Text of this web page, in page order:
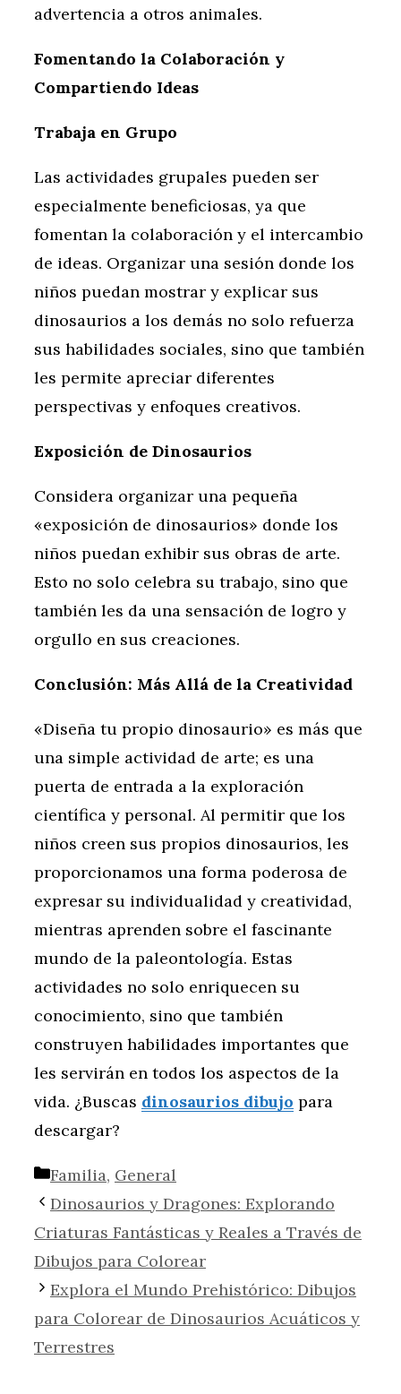
advertencia a otros animales.
Fomentando la Colaboración y
Compartiendo Ideas
Trabaja en Grupo
Las actividades grupales pueden ser
especialmente beneficiosas, ya que
fomentan la colaboración y el intercambio
de ideas. Organizar una sesión donde los
niños puedan mostrar y explicar sus
dinosaurios a los demás no solo refuerza
sus habilidades sociales, sino que también
les permite apreciar diferentes
perspectivas y enfoques creativos.
Exposición de Dinosaurios
Considera organizar una pequeña
«exposición de dinosaurios» donde los
niños puedan exhibir sus obras de arte.
Esto no solo celebra su trabajo, sino que
también les da una sensación de logro y
orgullo en sus creaciones.
Conclusión: Más Allá de la Creatividad
«Diseña tu propio dinosaurio» es más que
una simple actividad de arte; es una
puerta de entrada a la exploración
científica y personal. Al permitir que los
niños creen sus propios dinosaurios, les
proporcionamos una forma poderosa de
expresar su individualidad y creatividad,
mientras aprenden sobre el fascinante
mundo de la paleontología. Estas
actividades no solo enriquecen su
conocimiento, sino que también
construyen habilidades importantes que
les servirán en todos los aspectos de la
vida. ¿Buscas dinosaurios dibujo para
descargar?
Categorías
Familia, General
Dinosaurios y Dragones: Explorando
Criaturas Fantásticas y Reales a Través de
Dibujos para Colorear
Explora el Mundo Prehistórico: Dibujos
para Colorear de Dinosaurios Acuáticos y
Terrestres